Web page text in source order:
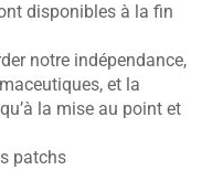
disponibles à la fin
notre indépendance,
et la
la mise au point et
patchs